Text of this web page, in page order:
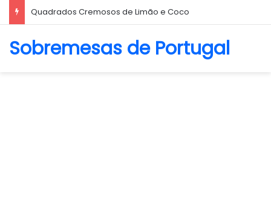
Quadrados Cremosos de Limão e Coco
Sobremesas de Portugal